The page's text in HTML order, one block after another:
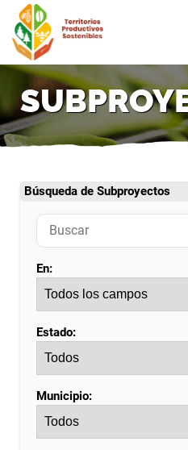
Búsqueda de Subproyectos
En:
Estado:
Municipio: